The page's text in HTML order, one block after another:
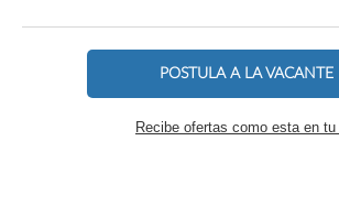
POSTULA A LA VACANTE
Recibe ofertas como esta en tu